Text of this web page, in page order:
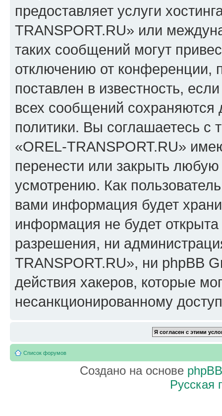
предоставляет услуги
TRANSPORT.RU» или
таких сообщений могут
отключению от конференции,
поставлен в известность,
всех сообщений сохраняются
политики. Вы соглашаетесь
«OREL-TRANSPORT.RU»
перенести или закрыть
усмотрению. Как
вами информация будет
информация не будет
разрешения, ни
TRANSPORT.RU», ни phpBB
действия хакеров, которые
несанкционированному
Список форумов
Создано на основе phpBB
Русская